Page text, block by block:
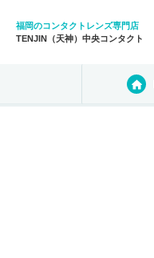
福岡のコンタクトレンズ専門店
TENJIN（天神）中央コンタクト